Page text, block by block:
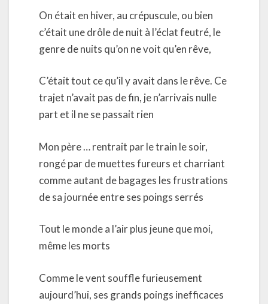
On était en hiver, au crépuscule, ou bien
c’était une drôle de nuit à l’éclat feutré, le
genre de nuits qu’on ne voit qu’en rêve,
C’était tout ce qu’il y avait dans le rêve. Ce
trajet n’avait pas de fin, je n’arrivais nulle
part et il ne se passait rien
Mon père … rentrait par le train le soir,
rongé par de muettes fureurs et charriant
comme autant de bagages les frustrations
de sa journée entre ses poings serrés
Tout le monde a l’air plus jeune que moi,
même les morts
Comme le vent souffle furieusement
aujourd’hui, ses grands poings inefficaces